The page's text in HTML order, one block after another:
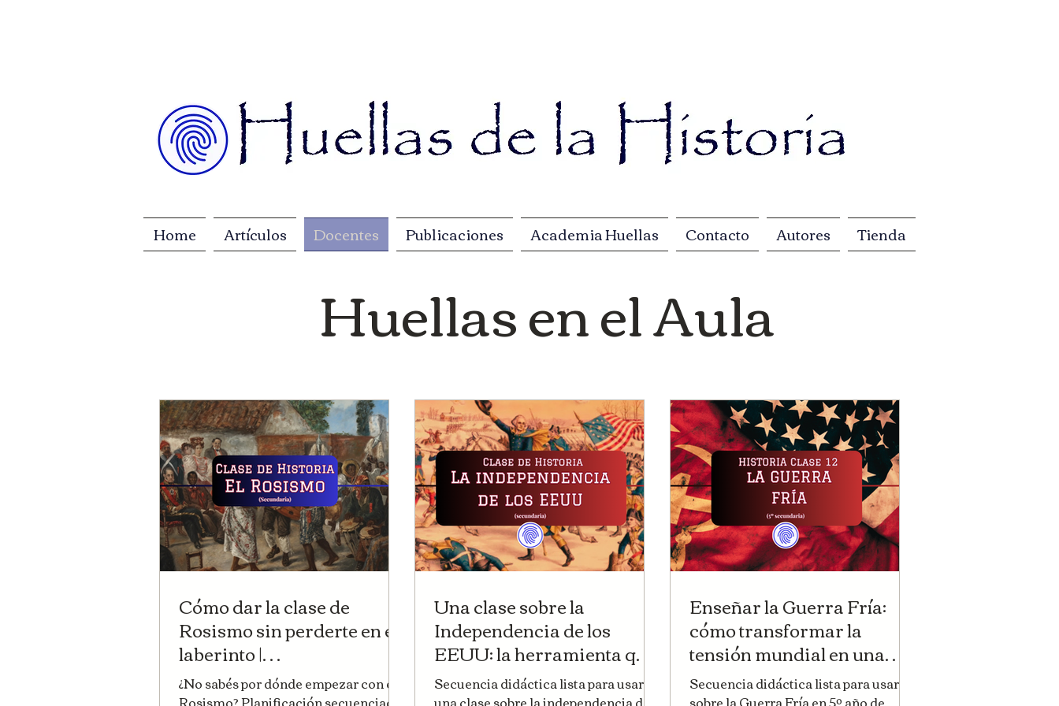
Home Artículos Docentes Publicaciones Academia Huellas Contacto Autores Tienda
Huellas en el Aula
Cómo dar la clase de
Rosismo sin perderte en el
laberinto |
#HuellasEnElAula |
¿No sabés por dónde empezar con el
Una clase sobre la
Independencia de los
EEUU: la herramienta que
puede transformar (o
Secuencia didáctica lista para usar en
Enseñar la Guerra Fría:
cómo transformar la
tensión mundial en una
experiencia de aula |
Secuencia didáctica lista para usar